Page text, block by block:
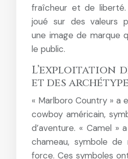
fraîcheur et de
joué sur des valeurs
une image de marque
le public.
L’exploitation
et des
« Marlboro Country » a
cowboy américain,
d’aventure. « Camel »
chameau, symbole
force. Ces symboles